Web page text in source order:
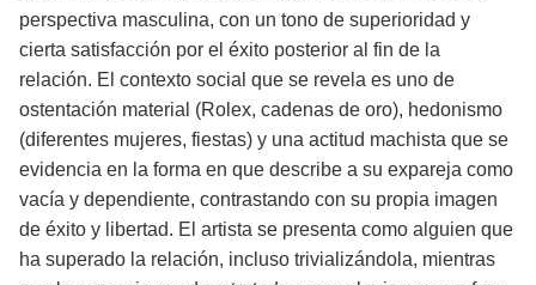
perspectiva masculina, con un tono de superioridad y
cierta satisfacción por el éxito posterior al fin de la
relación. El contexto social que se revela es uno de
ostentación material (Rolex, cadenas de oro), hedonismo
(diferentes mujeres, fiestas) y una actitud machista que se
evidencia en la forma en que describe a su expareja como
vacía y dependiente, contrastando con su propia imagen
de éxito y libertad. El artista se presenta como alguien que
ha superado la relación, incluso trivializándola, mientras